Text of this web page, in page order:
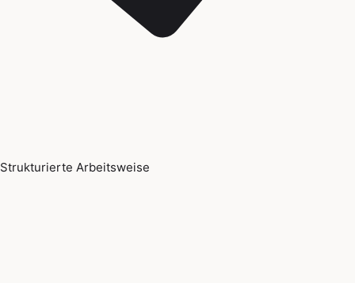
Strukturierte Arbeitsweise